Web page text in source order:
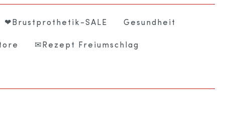
❤Brustprothetik-SALE Gesundheit
✉Rezept Freiumschlag